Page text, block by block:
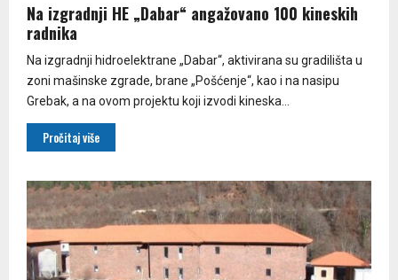
Na izgradnji HE „Dabar“ angažovano 100 kineskih
radnika
Na izgradnji hidroelektrane „Dabar“, aktivirana su gradilišta u
zoni mašinske zgrade, brane „Pošćenje“, kao i na nasipu
Grebak, a na ovom projektu koji izvodi kineska...
Pročitaj više